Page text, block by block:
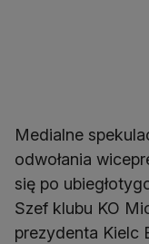
Medialne
odwołania
się po
Szef klubu KO
prezydenta Kielc